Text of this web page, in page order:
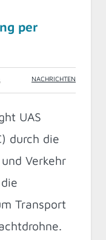
per
NACHRICHTEN
UAS
durch die
Verkehr
Transport